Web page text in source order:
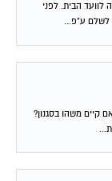
סכום זהה לוועד הבית. לפני
לשלם ע"פ...
קיים משהו בסגנון?